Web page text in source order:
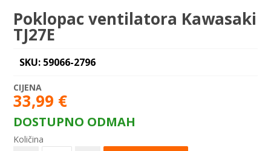
Poklopac ventilatora Kawasaki
TJ27E
SKU: 59066-2796
33,99 €
DOSTUPNO ODMAH